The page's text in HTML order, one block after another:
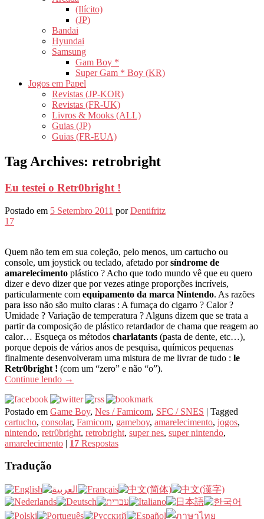
(Ilícito)
(JP)
Bandai
Hyundai
Samsung
Gam Boy *
Super Gam * Boy (KR)
Jogos em Papel
Revistas (JP-KOR)
Revistas (FR-UK)
Livros & Mooks (ALL)
Guias (JP)
Guias (FR-EUA)
Tag Archives: retrobright
Eu testei o Retr0bright !
Postado em 5 Setembro 2011 porDentifritz
17
Quem não tem em sua coleção, pelo menos, um cartucho ou
console, um joystick ou teclado, afetado porsíndrome de
amarelecimento plástico ? Acho que todo mundo vê que eu quero
dizer e devo dizer que por vezes atinge proporções incríveis,
particularmente com equipamento da marca Nintendo. As razões
para isso não são muito claras : A fumaça do cigarro ? Calor ?
Umidade ? Variação de temperatura ? Alguns dizem que se trata a
partir da composição de plástico retardador de chama que reagem ao
calor… Esqueça os métodos charlatants (pasta de dente, etc…),
porque depois de vários anos de pesquisa, químicos pequenas
finalmente desenvolveram uma mistura de me livrar de tudo : le
Retr0bright ! (com um “zero” e não “o”).
Continue lendo →
Postado em Game Boy, Nes / Famicom, SFC / SNES | Tagged
cartucho, consolar, Famicom, gameboy, amarelecimento, jogos,
nintendo, retr0bright, retrobright, super nes, super nintendo,
amarelecimento | 17 Respostas
Tradução